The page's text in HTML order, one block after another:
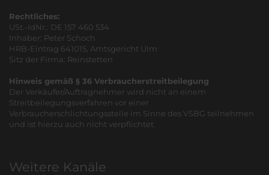
Rechtliches:
USt.-IdNr.: DE 157 460 534
Inhaber: Peter Schoch
HRB-Eintrag 641015, Amtsgericht Ulm
Sitz der Firma: Reinstetten
Hinweis gemäß § 36 Verbraucherstreitbeilegung
Der Verkäufer/Auftragnehmer wird nicht an einem
Streitbeilegungsverfahren vor einer
Verbraucherschlichtungsstelle im Sinne des VSBG teilnehmen
und ist hierzu auch nicht verpflichtet.
Weitere Kanäle